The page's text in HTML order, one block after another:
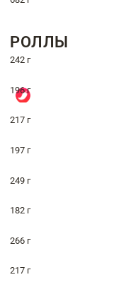
РОЛЛЫ
242 г
196 г
217 г
197 г
249 г
182 г
266 г
217 г